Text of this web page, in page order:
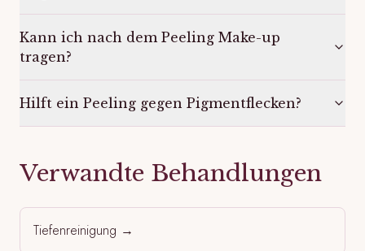
Kann ich nach dem Peeling Make-up
tragen?
Hilft ein Peeling gegen Pigmentflecken?
Verwandte Behandlungen
Tiefenreinigung →